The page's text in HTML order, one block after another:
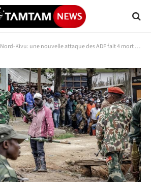
Nord-Kivu: une nouvelle attaque des ADF fait 4 mort et 1 blessé à Irangyo